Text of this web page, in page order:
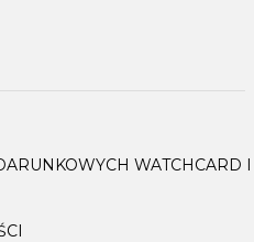
WATCHCARD I